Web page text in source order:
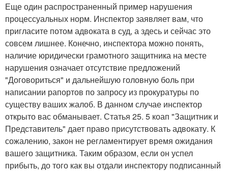
Еще один распространенный пример нарушения
процессуальных норм. Инспектор заявляет вам, что
пригласите потом адвоката в суд, а здесь и сейчас это
совсем лишнее. Конечно, инспектора можно понять,
наличие юридически грамотного защитника на месте
нарушения означает отсутствие предложений
"Договориться" и дальнейшую головную боль при
написании рапортов по запросу из прокуратуры по
существу ваших жалоб. В данном случае инспектор
открыто вас обманывает. Статья 25. 5 коап "Защитник и
Представитель" дает право присутствовать адвокату. К
сожалению, закон не регламентирует время ожидания
вашего защитника. Таким образом, если он успел
прибыть, до того как вы отдали инспектору подписанный